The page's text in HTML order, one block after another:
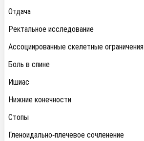
Отдача
Ректальное исследование
Ассоциированные скелетные ограничения
Боль в спине
Ишиас
Нижние конечности
Стопы
Гленоидально-плечевое сочленение